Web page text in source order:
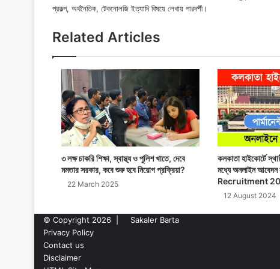
প্রকল্প, অর্থনৈতিক, টেকনোলজি ইত্যাদি বিষয়ে লেখায় পারদর্শী।
Related Articles
৩ লক্ষ চাকরি শিক্ষা, স্বাস্থ্য ও পুলিশ খাতে, দেবে
মমতার সরকার, কবে শুরু হবে নিয়োগ প্রক্রিয়া?
22 March 2025
কলকাতা হাইকোর্টে
মধ্যে অনলাইন
Recruitment
12 August 2024
© Copyright 2026 |
Sakaler Barta
Privacy Policy
Contact us
Disclaimer